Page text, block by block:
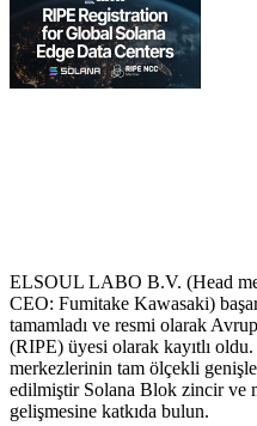
ELSOUL LABO B.V. (Head
CEO: Fumitake Kawasaki)
tamamladı ve resmi olarak
(RIPE) üyesi olarak kayıtlı
merkezlerinin tam ölçekli
edilmiştir Solana Blok zincir ve
gelişmesine katkıda bulun.